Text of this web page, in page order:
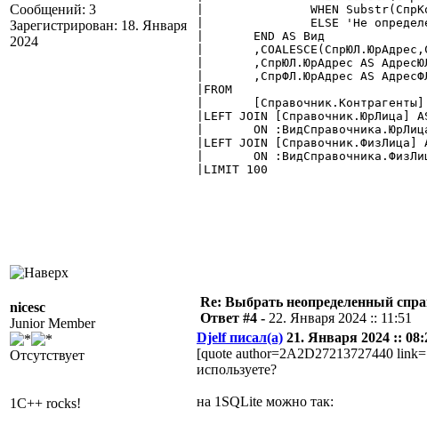
Сообщений: 3
Зарегистрирован: 18. Января
2024
|FROM
|LEFT JOIN [Справочник.ЮрЛица]
|LEFT JOIN [Справочник.ФизЛица]
|LIMIT 100
nicesc
Junior Member
Отсутствует
1C++ rocks!
Re: Выбрать неопределенный
Ответ #4 - 22. Января 2024 :: 11:51
Djelf писал(а) 21. Января 2024 ::
[quote author=2A2D27213727440
используете?
на 1SQLite можно так: